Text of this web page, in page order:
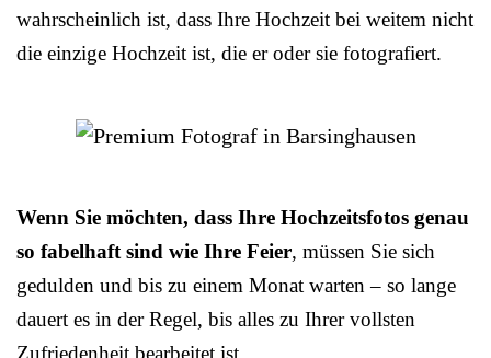
wahrscheinlich ist, dass Ihre Hochzeit bei weitem nicht
die einzige Hochzeit ist, die er oder sie fotografiert.
Wenn Sie möchten, dass Ihre Hochzeitsfotos genau
so fabelhaft sind wie Ihre Feier, müssen Sie sich
gedulden und bis zu einem Monat warten – so lange
dauert es in der Regel, bis alles zu Ihrer vollsten
Zufriedenheit bearbeitet ist.